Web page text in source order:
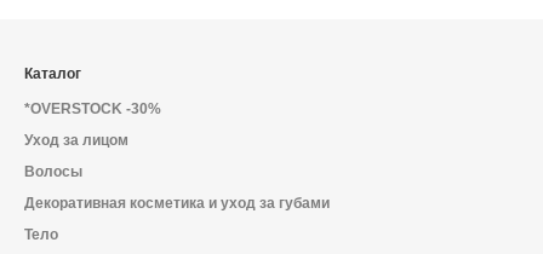
Каталог
*OVERSTOCK -30%
Уход за лицом
Волосы
Декоративная косметика и уход за губами
Тело